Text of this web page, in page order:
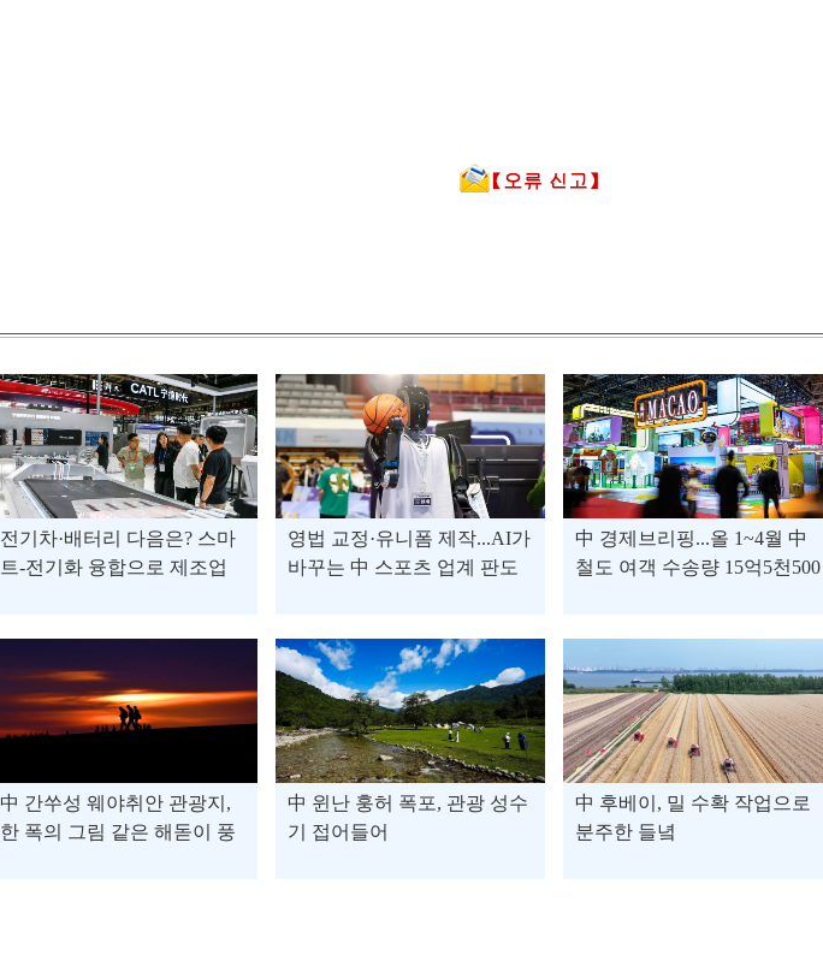
전기차·배터리 다음은? 스마
트-전기화 융합으로 제조업
영법 교정·유니폼 제작...AI가
바꾸는 中 스포츠 업계 판도
中 경제브리핑...올 1~4월 中
철도 여객 수송량 15억5천500
中 간쑤성 웨야취안 관광지,
한 폭의 그림 같은 해돋이 풍
中 윈난 훙허 폭포, 관광 성수
기 접어들어
中 후베이, 밀 수확 작업으로
분주한 들녘